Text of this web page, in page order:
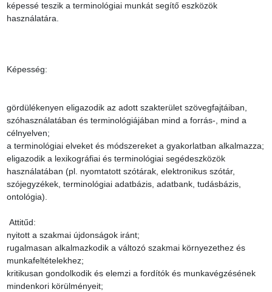
képessé teszik a terminológiai munkát segítő eszközök
használatára.
Képesség:
gördülékenyen eligazodik az adott szakterület szövegfajtáiban,
szóhasználatában és terminológiájában mind a forrás-, mind a
célnyelven;
a terminológiai elveket és módszereket a gyakorlatban alkalmazza;
eligazodik a lexikográfiai és terminológiai segédeszközök
használatában (pl. nyomtatott szótárak, elektronikus szótár,
szójegyzékek, terminológiai adatbázis, adatbank, tudásbázis,
ontológia).
nyitott a szakmai újdonságok iránt;
rugalmasan alkalmazkodik a változó szakmai környezethez és
munkafeltételekhez;
kritikusan gondolkodik és elemzi a fordítók és munkavégzésének
mindenkori körülményeit;